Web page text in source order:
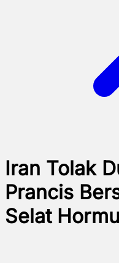
Iran Tolak
Prancis
Selat